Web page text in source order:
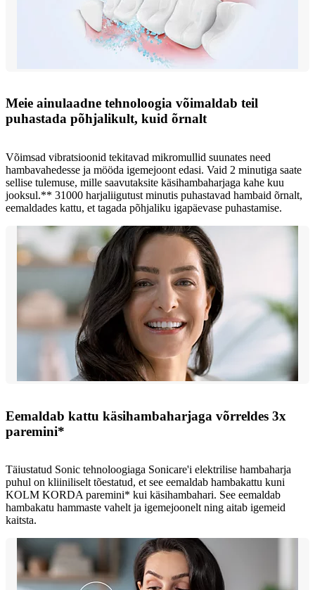
Meie ainulaadne tehnoloogia võimaldab teil
puhastada põhjalikult, kuid õrnalt
Võimsad vibratsioonid tekitavad mikromullid suunates need
hambavahedesse ja mööda igemejoont edasi. Vaid 2 minutiga saate
sellise tulemuse, mille saavutaksite käsihambaharjaga kahe kuu
jooksul.** 31000 harjaliigutust minutis puhastavad hambaid õrnalt,
eemaldades kattu, et tagada põhjaliku igapäevase puhastamise.
Eemaldab kattu käsihambaharjaga võrreldes 3x
paremini*
Täiustatud Sonic tehnoloogiaga Sonicare'i elektrilise hambaharja
puhul on kliiniliselt tõestatud, et see eemaldab hambakattu kuni
KOLM KORDA paremini* kui käsihambahari. See eemaldab
hambakatu hammaste vahelt ja igemejoonelt ning aitab igemeid
kaitsta.